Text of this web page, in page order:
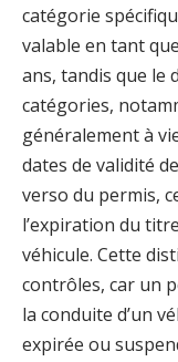
catégorie
valable en tant
ans, tandis que le
catégories,
généralement à
dates de validité
verso du permis,
l’expiration du
véhicule. Cette
contrôles, car un
la conduite d’un
expirée ou